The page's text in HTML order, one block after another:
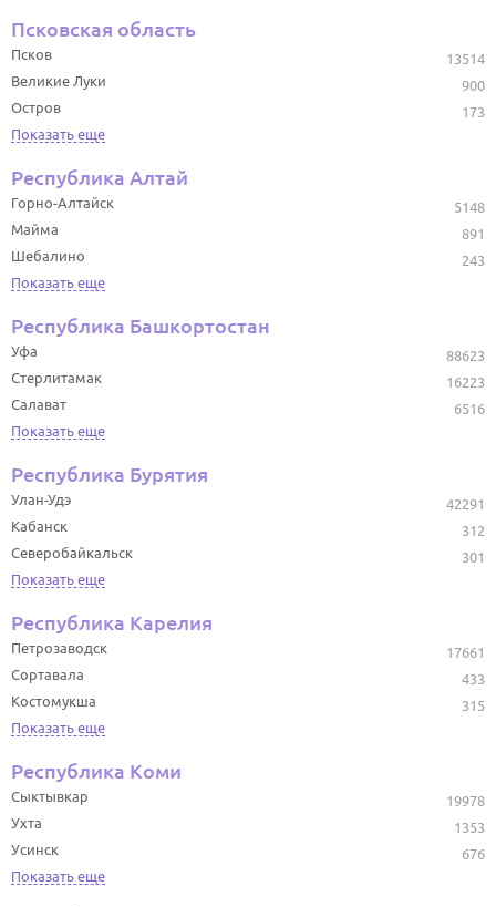
Псковская область
13514
Псков
900
Великие Луки
173
Остров
Показать еще
Республика Алтай
5148
Горно-Алтайск
891
Майма
243
Шебалино
Показать еще
Республика Башкортостан
88623
Уфа
16223
Стерлитамак
6516
Салават
Показать еще
Республика Бурятия
42291
Улан-Удэ
312
Кабанск
301
Северобайкальск
Показать еще
Республика Карелия
17661
Петрозаводск
433
Сортавала
315
Костомукша
Показать еще
Республика Коми
19978
Сыктывкар
1353
Ухта
676
Усинск
Показать еще